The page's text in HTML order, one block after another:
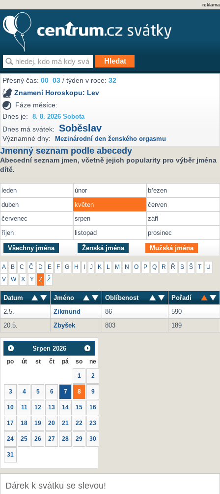
reklama
Přesný čas:00 03 / týden v roce:32
Znamení Horoskopu: Lev
Fáze měsíce:
Dnes je:
8. 8. 2026 Sobota
Dnes má svátek: Soběslav
Významné dny: Mezinárodní den ženského orgasmu
Jmenný seznam podle abecedy
Abecední seznam jmen, včetně jejich popularity pro výběr jména
dítě.
leden únor
březen
duben
květen
červen
červenec
srpen
září
říjen
listopad prosinec
Všechny jména Ženská jména Mužská jména
A B C Č D E F G H J K M N O P Q R Ř S Š U
V W X Y Z Ž
Datum Jméno Oblíbenost
Pořadí
2.5.
Zikmund 86
590
20.5.
Zbyšek 803 189
Srpen 2026
po út st čt pá so ne
1 2
3 4 5 6 7 8 9
10 11 12 13 14 15 16
17 18 19 20 21 22 23
24 25 26 27 28 29 30
31
Dárek k svátku se slevou!